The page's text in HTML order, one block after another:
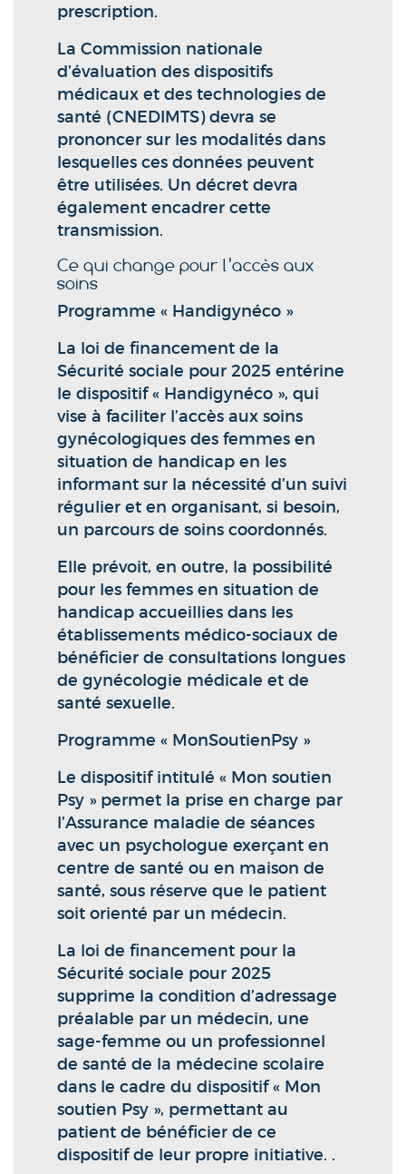
prescription.
La Commission nationale
d’évaluation des dispositifs
médicaux et des technologies de
santé (CNEDIMTS) devra se
prononcer sur les modalités dans
lesquelles ces données peuvent
être utilisées. Un décret devra
également encadrer cette
transmission.
Ce qui change pour l’accès aux
soins
Programme « Handigynéco »
La loi de financement de la
Sécurité sociale pour 2025 entérine
le dispositif « Handigynéco », qui
vise à faciliter l’accès aux soins
gynécologiques des femmes en
situation de handicap en les
informant sur la nécessité d’un suivi
régulier et en organisant, si besoin,
un parcours de soins coordonnés.
Elle prévoit, en outre, la possibilité
pour les femmes en situation de
handicap accueillies dans les
établissements médico-sociaux de
bénéficier de consultations longues
de gynécologie médicale et de
santé sexuelle.
Programme « MonSoutienPsy »
Le dispositif intitulé « Mon soutien
Psy » permet la prise en charge par
l’Assurance maladie de séances
avec un psychologue exerçant en
centre de santé ou en maison de
santé, sous réserve que le patient
soit orienté par un médecin.
La loi de financement pour la
Sécurité sociale pour 2025
supprime la condition d’adressage
préalable par un médecin, une
sage-femme ou un professionnel
de santé de la médecine scolaire
dans le cadre du dispositif « Mon
soutien Psy », permettant au
patient de bénéficier de ce
dispositif de leur propre initiative. .